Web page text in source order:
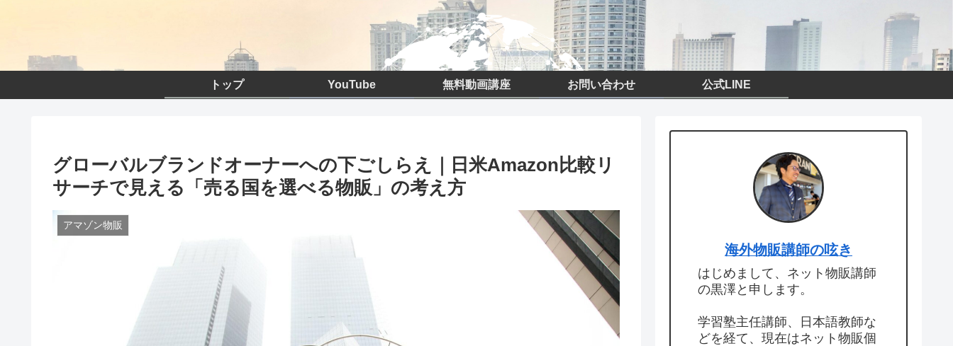
トップ YouTube 無料動画講座 お問い合わせ 公式LINE
グローバルブランドオーナーへの下ごしらえ｜日米Amazon比較リ
サーチで見える「売る国を選べる物販」の考え方
アマゾン物販
海外物販講師の呟き
はじめまして、ネット物販講師
の黒澤と申します。
学習塾主任講師、日本語教師な
どを経て、現在はネット物販個